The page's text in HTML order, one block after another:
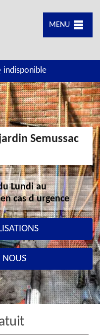
MENU
indisponible
Semussac
Lundi au
cas d urgence
NOUS